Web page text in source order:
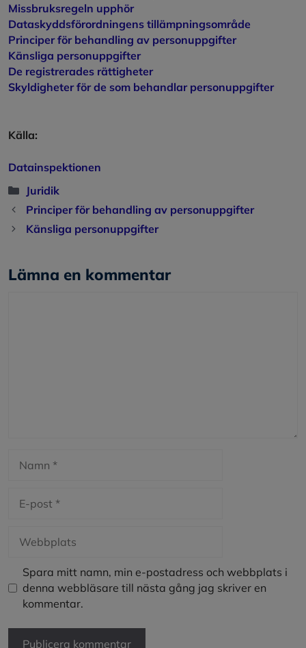
Missbruksregeln upphör
Dataskyddsförordningens tillämpningsområde
Principer för behandling av personuppgifter
Känsliga personuppgifter
De registrerades rättigheter
Skyldigheter för de som behandlar personuppgifter
Källa:
Datainspektionen
Kategorier
Juridik
Principer för behandling av personuppgifter
Känsliga personuppgifter
Lämna en kommentar
post
Spara mitt namn, min e-postadress och webbplats i
denna webbläsare till nästa gång jag skriver en
kommentar.